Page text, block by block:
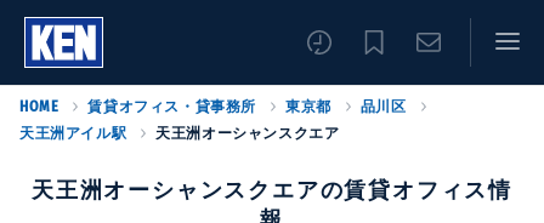
HOME 賃貸オフィス・貸事務所 東京都
品川区
天王洲アイル駅
天王洲オーシャンスクエア
天王洲オーシャンスクエアの賃貸オフィス情